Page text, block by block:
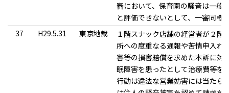
審において、保育園の騒音は一般
と評価できないとして、一審同様
37
H29.5.31 東京地裁
１階スナック店舗の経営者が２階
所への度重なる通報や苦情申入れ
害等の損害賠償を求めた本訴に対
眠障害を患ったとして治療費等を
行動は違法な営業妨害には当たら